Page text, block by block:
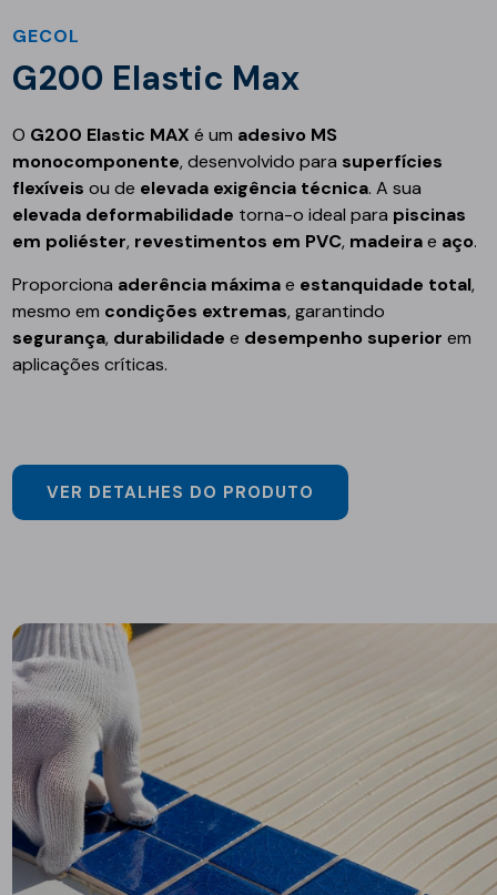
GECOL
G200 Elastic Max
O G200 Elastic MAX é um adesivo MS
monocomponente, desenvolvido para superfícies
flexíveis ou de elevada exigência técnica. A sua
elevada deformabilidade torna-o ideal para piscinas
em poliéster, revestimentos em PVC, madeirae aço.
Proporciona aderência máximae estanquidade total,
mesmo em condições extremas, garantindo
segurança, durabilidade e desempenho superior em
aplicações críticas.
VER DETALHES DO PRODUTO